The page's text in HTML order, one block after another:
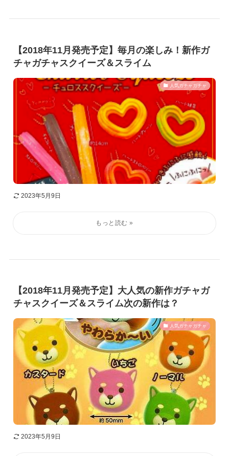
【2018年11月発売予定】毎月の楽しみ！新作ガ
チャガチャスクイーズ＆スライム
人気ガチャガチャ
2023年5月9日
【2018年11月発売予定】大人気の新作ガチャガ
チャスクイーズ＆スライム次の新作は？
人気ガチャガチャ
2023年5月9日